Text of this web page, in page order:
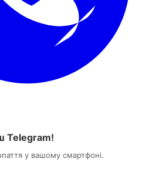
Telegram!
у вашому смартфоні.